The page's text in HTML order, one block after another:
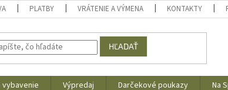
PLATBY VRÁTENIE A VÝMENA KONTAKTY
HĽADAŤ
Výpredaj Darčekové poukazy Na